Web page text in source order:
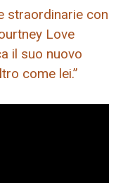
straordinarie con
Love
il suo nuovo
come lei.”